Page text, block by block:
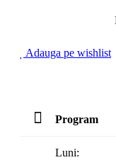
Adauga pe wishlist
Program
Luni: